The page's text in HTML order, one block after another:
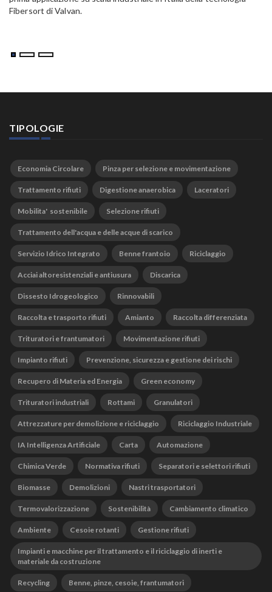
Fibersort di Valvan.
TIPOLOGIE
Economia Circolare Pinza per selezione e movimentazione
Trattamento rifiuti Digestione anaerobica Laceratori
Mobilita' sostenibile Selezione rifiuti
Trattamento dell'acqua e delle acque di scarico
Servizio Idrico Integrato Benne frantoio Riciclaggio
Acciai altoresistenziali e antiusura Discarica
Dissesto Idrogeologico Rinnovabili
Raccolta e trasporto rifiuti Amianto Raccolta differenziata
Trituratori e frantumatori Movimentazione rifiuti
Impianto rifiuti Prevenzione, sicurezza e gestione dei rischi
Recupero di Materia ed Energia Green economy
Trituratori industriali Rottami Granulatori
Attrezzature per demolizione e riciclaggio Riciclaggio Industriale
IA Intelligenza Artificiale Carta Automazione
Chimica Verde Normativa rifiuti Separatori e selettori rifiuti
Biomasse Demolizioni Nastri trasportatori
Termovalorizzazione Sostenibilità Cambiamento climatico
Ambiente Cesoie rotanti Gestione rifiuti
Impianti e macchine per il trattamento e il riciclaggio di inerti e
materiale da costruzione
Recycling Benne, pinze, cesoie, frantumatori